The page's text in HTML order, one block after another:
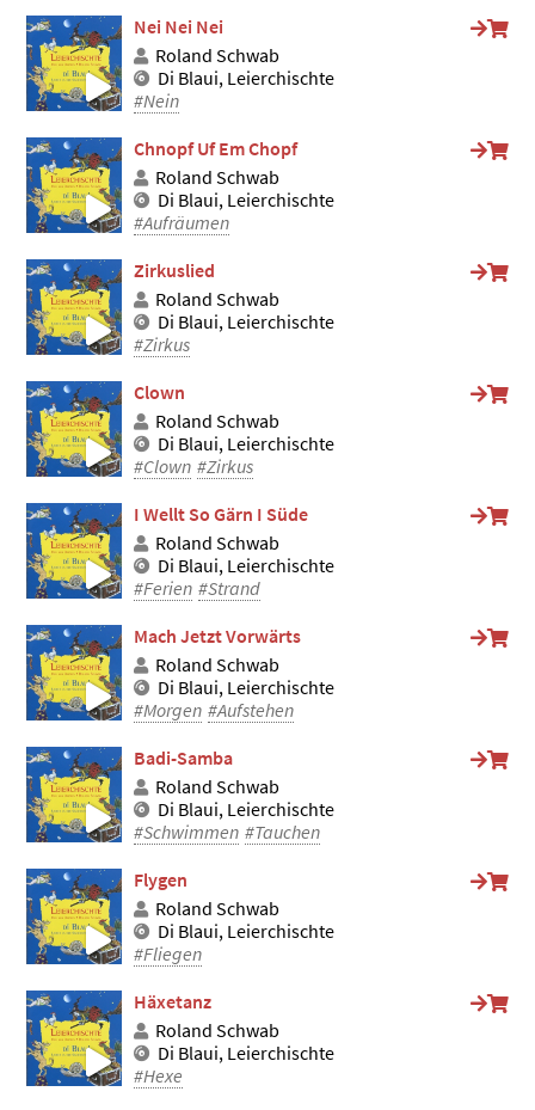
Nei Nei Nei
Roland Schwab
Di Blaui, Leierchischte
#Nein
Chnopf Uf Em Chopf
Roland Schwab
Di Blaui, Leierchischte
#Aufräumen
Zirkuslied
Roland Schwab
Di Blaui, Leierchischte
#Zirkus
Clown
Roland Schwab
Di Blaui, Leierchischte
#Clown #Zirkus
I Wellt So Gärn I Süde
Roland Schwab
Di Blaui, Leierchischte
#Ferien #Strand
Mach Jetzt Vorwärts
Roland Schwab
Di Blaui, Leierchischte
#Morgen #Aufstehen
Badi-Samba
Roland Schwab
Di Blaui, Leierchischte
#Schwimmen #Tauchen
Flygen
Roland Schwab
Di Blaui, Leierchischte
#Fliegen
Häxetanz
Roland Schwab
Di Blaui, Leierchischte
#Hexe